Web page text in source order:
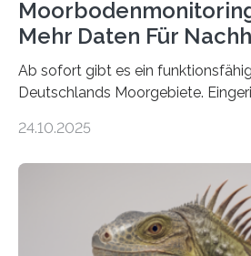
Mehr Daten Für
Ab sofort gibt es ein
Deutschlands Moorgebiete.
vergangenen fünf Jahren von
heutigen Donnerstag übergeben
Aufbauphase an den Auftraggeber,
Bundesministerium für
Heimat. Braunschweig/
24.10.2025